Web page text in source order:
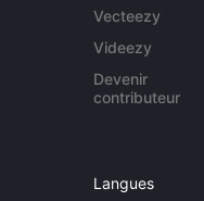
Vecteezy
Videezy
Devenir
contributeur
Langues